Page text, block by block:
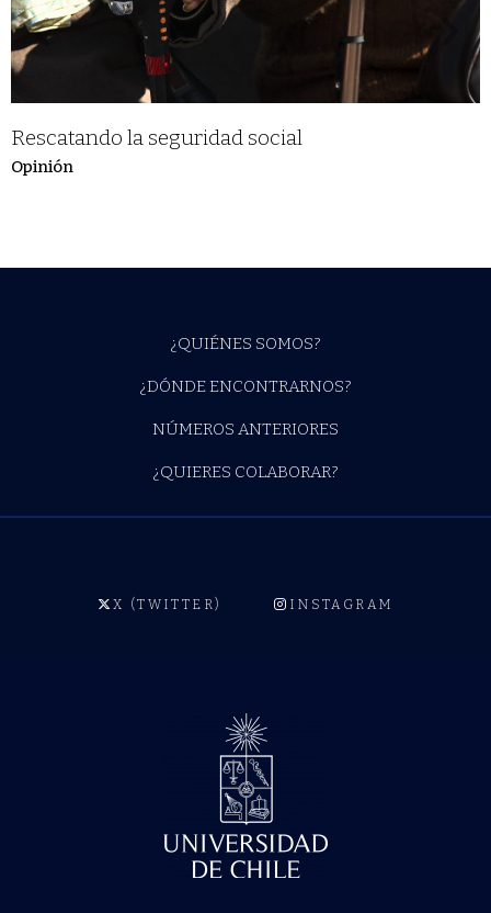
Rescatando la seguridad social
Opinión
¿QUIÉNES SOMOS?
¿DÓNDE ENCONTRARNOS?
NÚMEROS ANTERIORES
¿QUIERES COLABORAR?
X (TWITTER) INSTAGRAM